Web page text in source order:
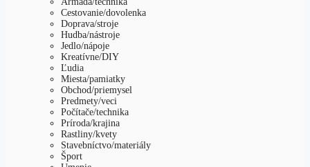
Cestovanie/dovolenka
Doprava/stroje
Hudba/nástroje
Jedlo/nápoje
Kreatívne/DIY
Ľudia
Miesta/pamiatky
Obchod/priemysel
Predmety/veci
Počítače/technika
Príroda/krajina
Rastliny/kvety
Stavebníctvo/materiály
Šport